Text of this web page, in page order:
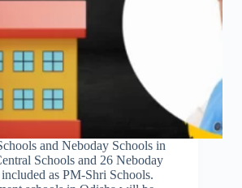
and Neboday Schools in
Schools and 26 Neboday
as PM-Shri Schools.